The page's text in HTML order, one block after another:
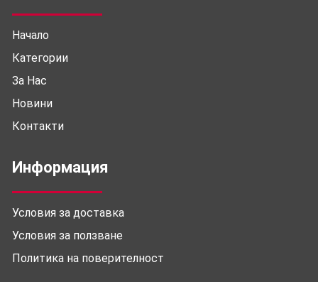
Начало
Категории
За Нас
Новини
Контакти
Информация
Условия за доставка
Условия за ползване
Политика на поверителност